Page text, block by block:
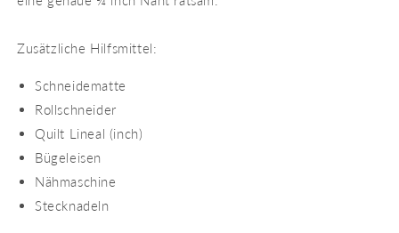
Zusätzliche Hilfsmittel:
Schneidematte
Rollschneider
Quilt Lineal (inch)
Bügeleisen
Nähmaschine
Stecknadeln